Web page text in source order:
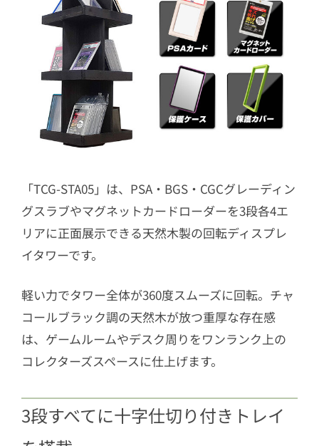
「TCG-STA05」は、PSA・BGS・CGCグレーディン
グスラブやマグネットカードローダーを3段各4エ
リアに正面展示できる天然木製の回転ディスプレ
イタワーです。
軽い力でタワー全体が360度スムーズに回転。チャ
コールブラック調の天然木が放つ重厚な存在感
は、ゲームルームやデスク周りをワンランク上の
コレクターズスペースに仕上げます。
3段すべてに十字仕切り付きトレイ